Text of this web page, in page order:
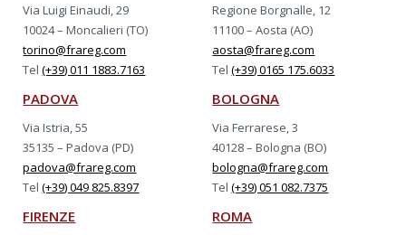
Via Luigi Einaudi, 29
10024 – Moncalieri (TO)
torino@frareg.com
Tel(+39) 011 1883.7163
Regione Borgnalle, 12
11100 – Aosta (AO)
aosta@frareg.com
Tel(+39) 0165 175.6033
PADOVA
Via Istria, 55
35135 – Padova (PD)
padova@frareg.com
Tel(+39) 049 825.8397
BOLOGNA
Via Ferrarese, 3
40128 – Bologna (BO)
bologna@frareg.com
Tel(+39) 051 082.7375
FIRENZE ROMA